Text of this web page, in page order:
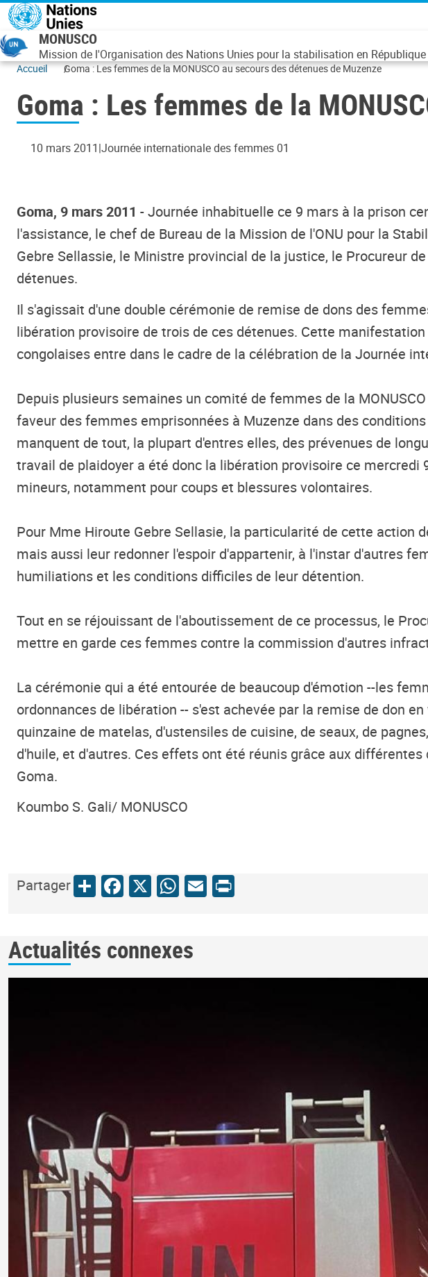
Aller au contenu principal
MONUSCO
Mission de l'Organisation des Nations Unies pour la stabilisation en
Accueil Goma : Les femmes de la MONUSCO au secours des détenues de Muzenze
Goma : Les femmes de la
10 mars 2011 Journée internationale des femmes 01
Goma, 9 mars 2011 - Journée inhabituelle ce 9 mars à la prison
l'assistance, le chef de Bureau de la Mission de l'ONU pour la
Gebre Sellassie, le Ministre provincial de la justice, le Procureur
détenues.
Il s'agissait d'une double cérémonie de remise de dons des
libération provisoire de trois de ces détenues. Cette
congolaises entre dans le cadre de la célébration de la Journée
Depuis plusieurs semaines un comité de femmes de la
faveur des femmes emprisonnées à Muzenze dans des
manquent de tout, la plupart d'entres elles, des prévenues de
travail de plaidoyer a été donc la libération provisoire ce
mineurs, notamment pour coups et blessures volontaires.
Pour Mme Hiroute Gebre Sellasie, la particularité de cette action
mais aussi leur redonner l'espoir d'appartenir, à l'instar d'autres
humiliations et les conditions difficiles de leur détention.
Tout en se réjouissant de l'aboutissement de ce processus, le
mettre en garde ces femmes contre la commission d'autres
La cérémonie qui a été entourée de beaucoup d'émotion --les
ordonnances de libération -- s'est achevée par la remise de don
quinzaine de matelas, d'ustensiles de cuisine, de seaux, de
d'huile, et d'autres. Ces effets ont été réunis grâce aux
Goma.
Koumbo S. Gali/ MONUSCO
PartagerShareFacebook
X WhatsApp
Email
Print
Actualités connexes